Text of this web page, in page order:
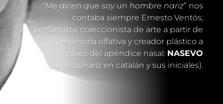
“Me dicen que soy un hombre nariz” nos
contaba siempre Ernesto Ventós,
perfumista, coleccionista de arte a partir de
su memoria olfativa y creador plástico a
través del apéndice nasal: NASEVO
(nas/nariz en catalán y sus iniciales).